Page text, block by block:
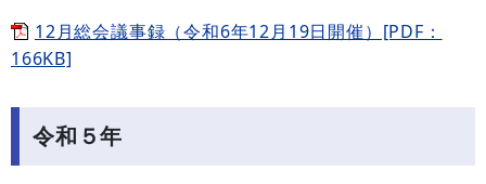
12月総会議事録（令和6年12月19日開催）[PDF：
166KB]
令和５年